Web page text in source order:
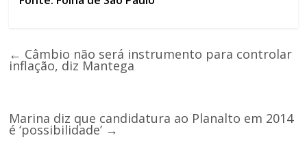
← Câmbio não será instrumento para controlar
inflação, diz Mantega
Marina diz que candidatura ao Planalto em 2014
é ‘possibilidade’ →